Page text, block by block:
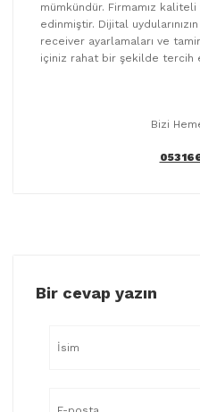
mümkündür. Firmamız
edinmiştir. Dijital
receiver ayarlamaları ve
içiniz rahat bir şekilde tercih
Bizi
Bir cevap yazın